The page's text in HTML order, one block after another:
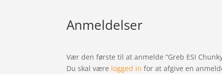
Anmeldelser
Vær den første til at anmelde “Greb ESI
Du skal være logged in for at afgive en